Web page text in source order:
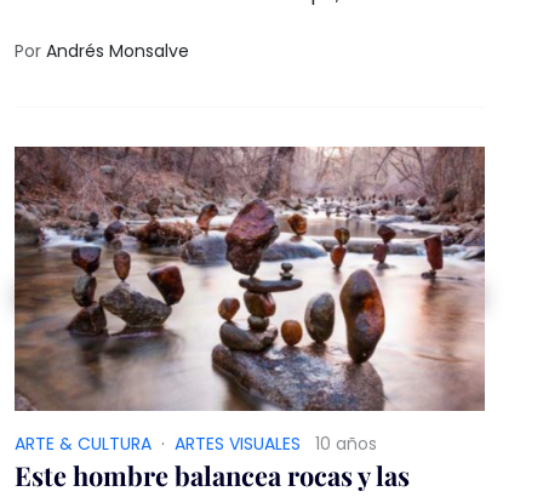
Por Andrés Monsalve
ARTE & CULTURA · ARTES VISUALES 10 años
Este hombre balancea rocas y las